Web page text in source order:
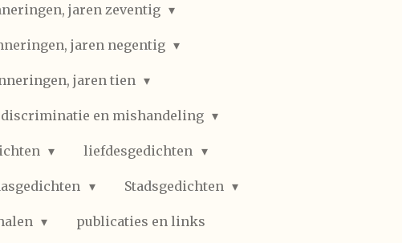
jaren zeventig
jaren negentig
jaren tien
discriminatie en mishandeling
liefdesgedichten
Stadsgedichten
publicaties en links